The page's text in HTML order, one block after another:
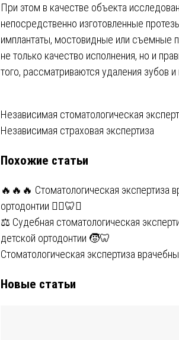
При этом в качестве объекта
непосредственно изготовленные
имплантаты, мостовидные или съемные
не только качество исполнения, но и
того, рассматриваются удаления зубов и
Навигация
записям
Независимая стоматологическая
Независимая страховая экспертиза
Похожие статьи
🔥🔥🔥 Стоматологическая экспертиза
ортодонтии 👩‍⚕️🦷⚖️
⚖️ Судебная стоматологическая
детской ортодонтии 🧒🦷
Стоматологическая экспертиза
Новые статьи